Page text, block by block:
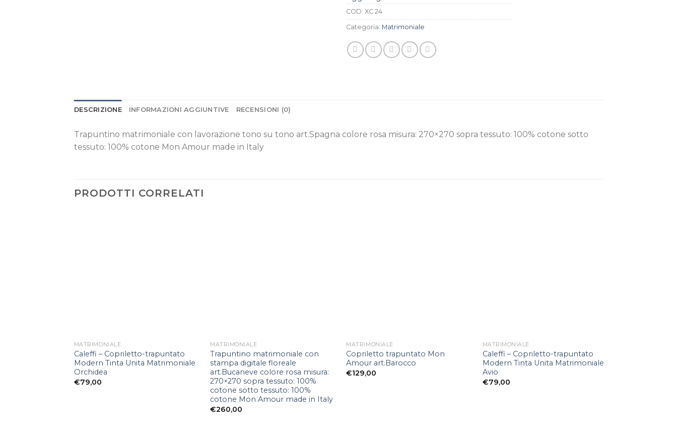
COD: XC 24
Categoria: Matrimoniale
DESCRIZIONE INFORMAZIONI AGGIUNTIVE RECENSIONI (0)
Trapuntino matrimoniale con lavorazione tono su tono art.Spagna colore rosa misura: 270×270 sopra tessuto: 100% cotone sotto
tessuto: 100% cotone Mon Amour made in Italy
PRODOTTI CORRELATI
MATRIMONIALE
Caleffi – Copriletto-trapuntato
Modern Tinta Unita Matrimoniale
Orchidea
€79,00
MATRIMONIALE
Trapuntino matrimoniale con
stampa digitale floreale
art.Bucaneve colore rosa misura:
270×270 sopra tessuto: 100%
cotone sotto tessuto: 100%
cotone Mon Amour made in Italy
€260,00
MATRIMONIALE
Copriletto trapuntato Mon
Amour art.Barocco
€129,00
MATRIMONIALE
Caleffi – Copriletto-trapuntato
Modern Tinta Unita Matrimoniale
Avio
€79,00